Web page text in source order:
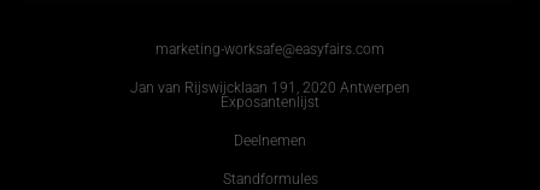
marketing-worksafe@easyfairs.com
Jan van Rijswijcklaan 191, 2020 Antwerpen
Exposantenlijst
Deelnemen
Standformules